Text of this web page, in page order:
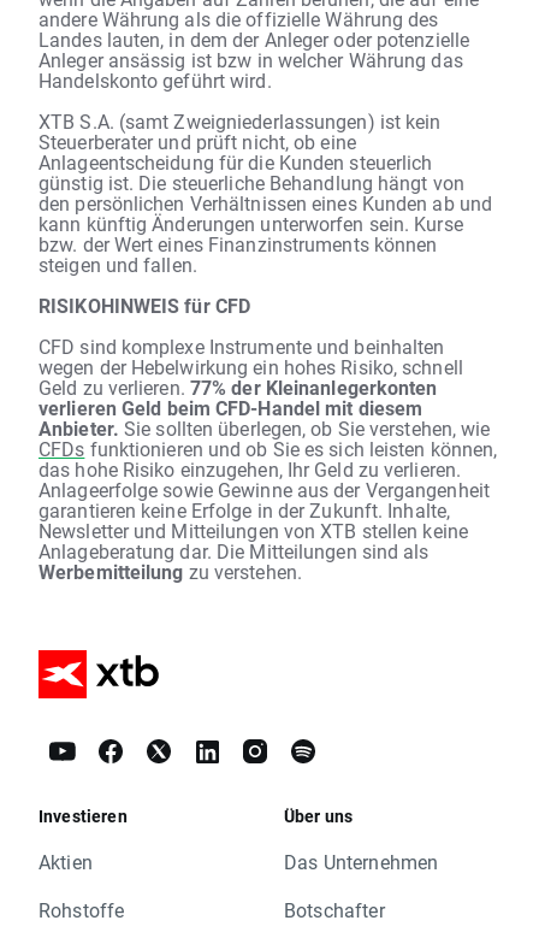
andere Währung als die offizielle Währung des
Landes lauten, in dem der Anleger oder potenzielle
Anleger ansässig ist bzw in welcher Währung das
Handelskonto geführt wird.
XTB S.A. (samt Zweigniederlassungen) ist kein
Steuerberater und prüft nicht, ob eine
Anlageentscheidung für die Kunden steuerlich
günstig ist. Die steuerliche Behandlung hängt von
den persönlichen Verhältnissen eines Kunden ab und
kann künftig Änderungen unterworfen sein. Kurse
bzw. der Wert eines Finanzinstruments können
steigen und fallen.
RISIKOHINWEIS für CFD
CFD sind komplexe Instrumente und beinhalten
wegen der Hebelwirkung ein hohes Risiko, schnell
Geld zu verlieren. 77% der Kleinanlegerkonten
verlieren Geld beim CFD-Handel mit diesem
Anbieter. Sie sollten überlegen, ob Sie verstehen, wie
CFDs funktionieren und ob Sie es sich leisten können,
das hohe Risiko einzugehen, Ihr Geld zu verlieren.
Anlageerfolge sowie Gewinne aus der Vergangenheit
garantieren keine Erfolge in der Zukunft. Inhalte,
Newsletter und Mitteilungen von XTB stellen keine
Anlageberatung dar. Die Mitteilungen sind als
Werbemitteilung zu verstehen.
Investieren
Aktien
Rohstoffe
Über uns
Das Unternehmen
Botschafter